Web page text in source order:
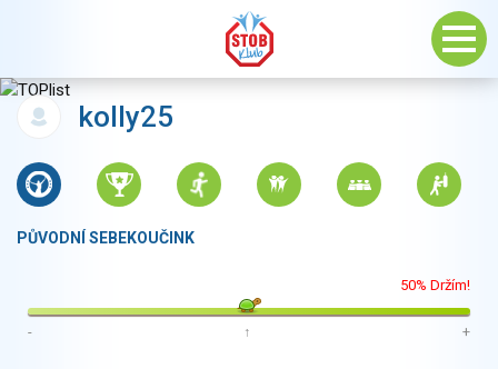
kolly25
PŮVODNÍ SEBEKOUČINK
50% Držím!
- ↑ +